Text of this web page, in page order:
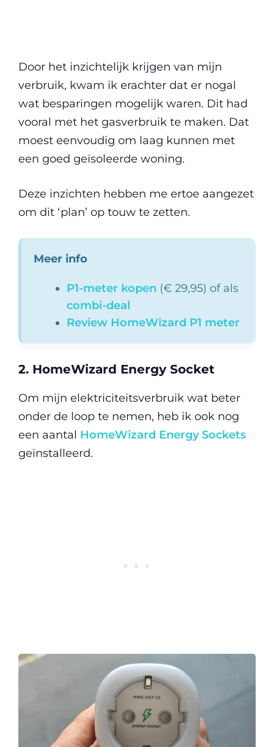
Door het inzichtelijk krijgen van mijn
verbruik, kwam ik erachter dat er nogal
wat besparingen mogelijk waren. Dit had
vooral met het gasverbruik te maken. Dat
moest eenvoudig om laag kunnen met
een goed geïsoleerde woning.
Deze inzichten hebben me ertoe aangezet
om dit ‘plan’ op touw te zetten.
Meer info
P1-meter kopen (€ 29,95) of als
combi-deal
Review HomeWizard P1 meter
2. HomeWizard Energy Socket
Om mijn elektriciteitsverbruik wat beter
onder de loop te nemen, heb ik ook nog
een aantal HomeWizard Energy Sockets
geïnstalleerd.